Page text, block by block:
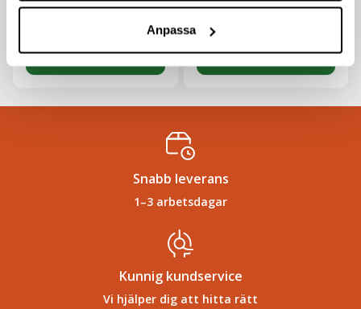
Anpassa
(2 817.50kr inkl moms)
Köp
(2 666.25kr inkl moms)
Köp
Snabb leverans
1–3 arbetsdagar
Kunnig kundservice
Vi hjälper dig att hitta rätt